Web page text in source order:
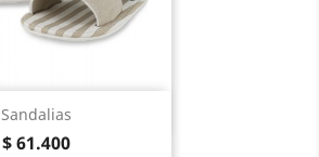
Sandalias
Precio
$ 61.400
Vista Rápida
Nature